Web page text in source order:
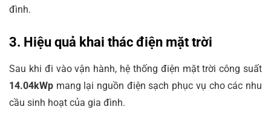
đình.
3. Hiệu quả khai thác điện mặt trời
Sau khi đi vào vận hành, hệ thống điện mặt trời công suất
14.04kWp mang lại nguồn điện sạch phục vụ cho các nhu
cầu sinh hoạt của gia đình.